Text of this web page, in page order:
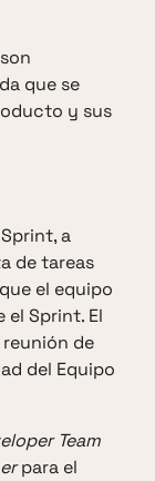
que se
y sus
a
de tareas
el equipo
Sprint. El
de
del Equipo
Team
para el